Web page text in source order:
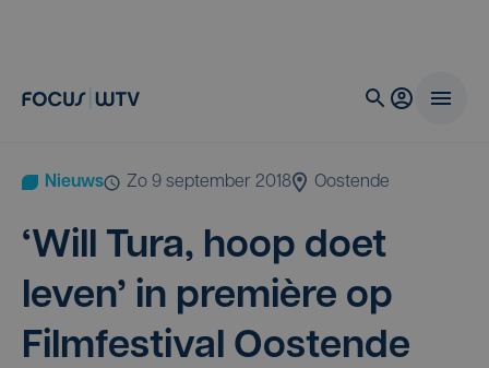
Nieuws zo 9 september 2018 Oostende
‘Will Tura, hoop doet
leven’ in pre­mi­è­re op
Film­fes­ti­val Oostende